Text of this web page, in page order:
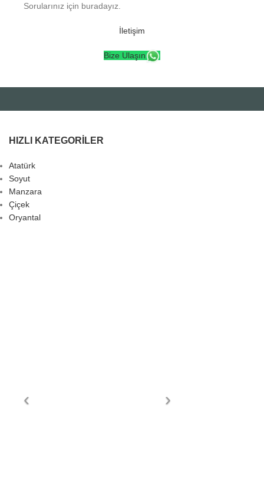
Sorularınız için buradayız.
İletişim
Bize Ulaşın
HIZLI KATEGORILER
Atatürk
Soyut
Manzara
Çiçek
Oryantal